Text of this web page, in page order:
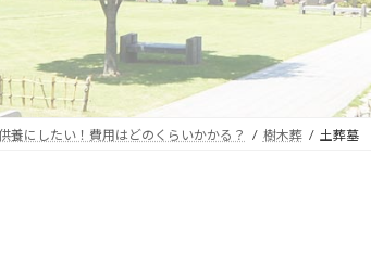
養にしたい！費用はどのくらいかかる？ 樹木葬 土葬墓